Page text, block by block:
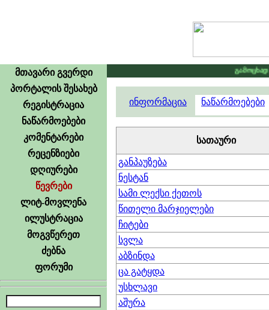
მთავარი გვერდი
პორტალის შესახებ
რეგისტრაცია
ნაწარმოებები
კომენტარები
რეცენზიები
დღიურები
წევრები
ლიტ-მოვლენა
ილუსტრაცია
მოგვწერეთ
ძებნა
ფორუმი
გამოცხადდა
ინფორმაცია ნაწარმოებები
სათაური
განპაუზება
ნესტან
სამი ლექსი ქეთოს
წითელი მარჯიელები
ჩიტები
სვლა
აბზინდა
ცა გატყდა
უსხლავი
აშურა